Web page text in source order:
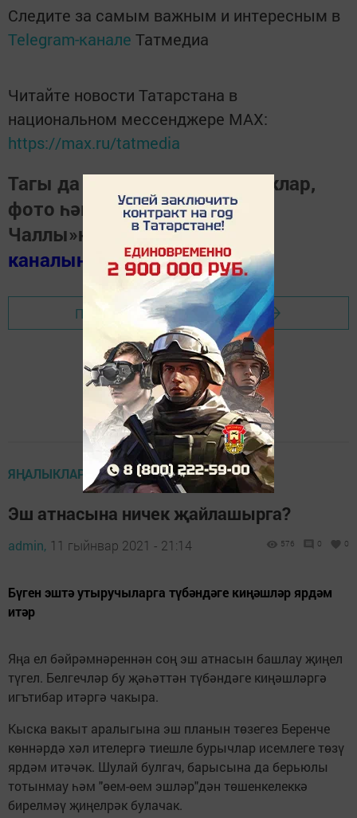
Следите за самым важным и интересным в
Telegram-канале Татмедиа
Читайте новости Татарстана в
национальном мессенджере MАХ:
https://max.ru/tatmedia
Тагы да кызыклырак яңалыклар,
фото һәм видеолар «Шәһри
Чаллы»ның
MAX
каналында(язылыгыз).
Перейти на страницу новости
ЯҢАЛЫКЛАР ТАСМАСЫ
Эш атнасына ничек җайлашырга?
admin, 11 гыйнвар 2021 - 21:14 576 0 0
Бүген эштә утыручыларга түбәндәге киңәшләр ярдәм
итәр
Яңа ел бәйрәмнәреннән соң эш атнасын башлау җиңел
түгел. Белгечләр бу җәһәттән түбәндәге киңәшләргә
игътибар итәргә чакыра.
Кыска вакыт аралыгына эш планын төзегез Беренче
көннәрдә хәл ителергә тиешле бурычлар исемлеге төзү
ярдәм итәчәк. Шулай булгач, барысына да берьюлы
тотынмау һәм "өем-өем эшләр"дән төшенкелеккә
бирелмәү җиңелрәк булачак.